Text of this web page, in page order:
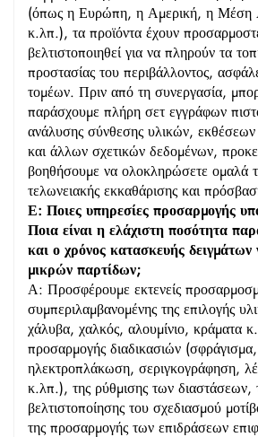
(όπως η Ευρώπη, η Αμερική, η Μέση
κ.λπ.), τα προϊόντα έχουν
βελτιστοποιηθεί για να πληρούν τα
προστασίας του περιβάλλοντος,
τομέων. Πριν από τη συνεργασία,
παράσχουμε πλήρη σετ εγγράφων
ανάλυσης σύνθεσης υλικών,
και άλλων σχετικών δεδομένων,
βοηθήσουμε να ολοκληρώσετε ομαλά
τελωνειακής εκκαθάρισης και
Ε: Ποιες υπηρεσίες προσαρμογής
Ποια είναι η ελάχιστη ποσότητα
και ο χρόνος κατασκευής
μικρών παρτίδων;
Α: Προσφέρουμε εκτενείς
συμπεριλαμβανομένης της επιλογής
χάλυβα, χαλκός, αλουμίνιο, κράματα
προσαρμογής διαδικασιών
ηλεκτροπλάκωση, σεριγκογράφηση,
κ.λπ.), της ρύθμισης των διαστάσεων,
βελτιστοποίησης του σχεδιασμού
της προσαρμογής των επιδράσεων